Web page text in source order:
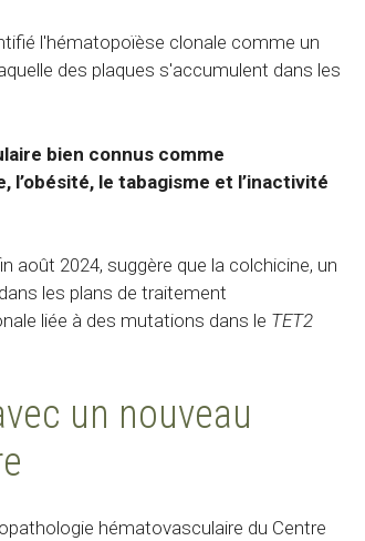
l'hématopoïèse clonale comme un
des plaques s'accumulent dans les
bien connus comme
l’obésité, le tabagisme et l’inactivité
août 2024, suggère que la colchicine, un
les plans de traitement
liée à des mutations dans le TET2
un nouveau
hématovasculaire du Centre